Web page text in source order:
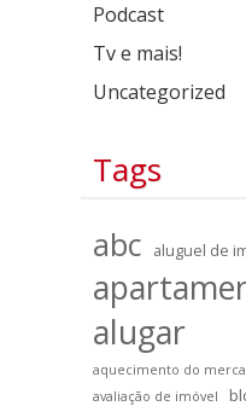
Podcast
Tv e mais!
Uncategorized
Tags
abc aluguel de
alugar
aquecimento do
avaliação de imóvel